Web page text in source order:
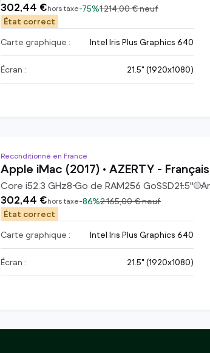
302,44 €hors taxe-75%1 214,00 €neuf
État correct
Carte graphique : Intel Iris Plus Graphics 640
Écran : 21.5" (1920x1080)
Reconditionné en France
Apple iMac (2017) • AZERTY - Français
Core i52.3 GHz8Go de RAM256 GoSSD21.5"
302,44 €hors taxe-86%2 165,00 €neuf
État correct
Carte graphique : Intel Iris Plus Graphics 640
Écran : 21.5" (1920x1080)